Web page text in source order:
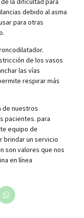
debido al asma
para otras
de los vasos
las vías
respirar más
de nuestros
pacientes. para
equipo de
brindar un servicio
son valores que nos
en línea